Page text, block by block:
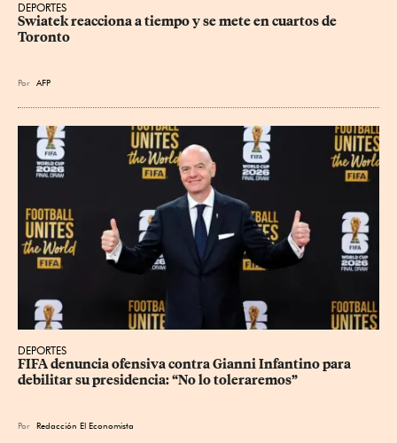
DEPORTES
Swiatek reacciona a tiempo y se mete en cuartos de
Toronto
Por AFP
DEPORTES
FIFA denuncia ofensiva contra Gianni Infantino para
debilitar su presidencia: “No lo toleraremos”
Por Redacción El Economista